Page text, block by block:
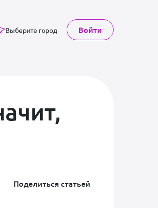
Выберите город Войти
Поделиться статьей